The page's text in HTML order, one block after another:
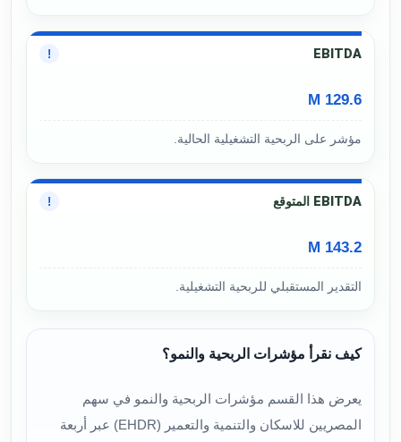
EBITDA
!
129.6 M
مؤشر على الربحية التشغيلية الحالية.
EBITDA المتوقع !
143.2 M
التقدير المستقبلي للربحية التشغيلية.
كيف نقرأ مؤشرات الربحية والنمو؟
يعرض هذا القسم مؤشرات الربحية والنمو في سهم
المصريين للاسكان والتنمية والتعمير (EHDR) عبر أربعة